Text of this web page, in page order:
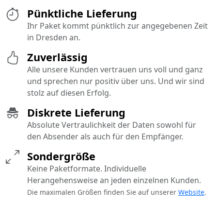
Pünktliche Lieferung
Ihr Paket kommt pünktlich zur angegebenen Zeit
in Dresden an.
Diskrete Lieferung
Absolute Vertraulichkeit der Daten sowohl für
den Absender als auch für den Empfänger.
Sondergröße
Keine Paketformate. Individuelle
Herangehensweise an jeden einzelnen Kunden.
Die maximalen Größen finden Sie auf unserer Website.
Zuverlässig
Alle unsere Kunden vertrauen uns voll und ganz
und sprechen nur positiv über uns. Und wir sind
stolz auf diesen Erfolg.